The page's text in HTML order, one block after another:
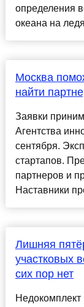
определения
океана на
Москва
найти
Заявки
Агентства
сентября.
стартапов.
партнеров и
Наставники
Лишняя
участковых
сих пор нет
Недокомплект